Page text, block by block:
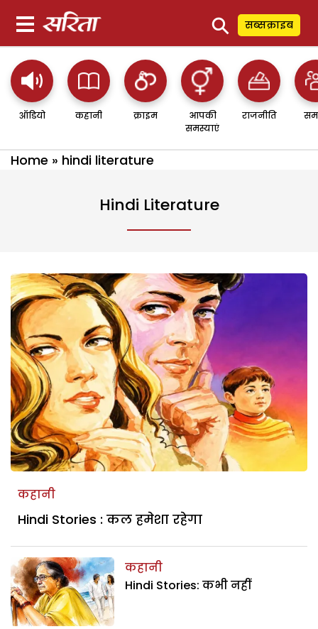
⚲ सब्सक्राइब
ऑडियो कहानी क्राइम
आपकी
समस्याएं
राजनीति
Home » hindi literature
Hindi Literature
कहानी
Hindi Stories : कल हमेशा रहेगा
कहानी
Hindi Stories: कभी नहीं